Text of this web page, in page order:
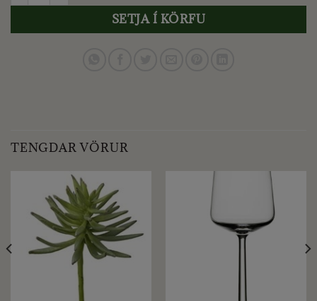
SETJA Í KÖRFU
TENGDAR VÖRUR